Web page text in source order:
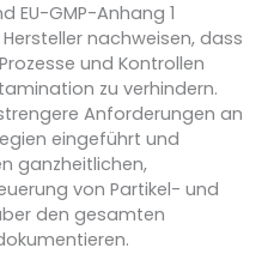
EU-GMP-Anhang 1
nachweisen, dass
und Kontrollen
zu verhindern.
Anforderungen an
eingeführt und
ganzheitlichen,
von Partikel- und
den gesamten